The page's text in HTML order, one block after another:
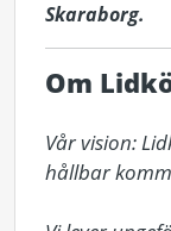
Skaraborg.
Om
Vår vision:
hållbar